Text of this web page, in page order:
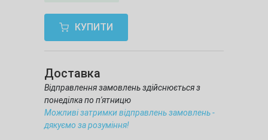
КУПИТИ
Доставка
Відправлення замовлень здійснюється з
понеділка по п'ятницю
Можливі затримки відправлень замовлень -
дякуємо за розуміння!